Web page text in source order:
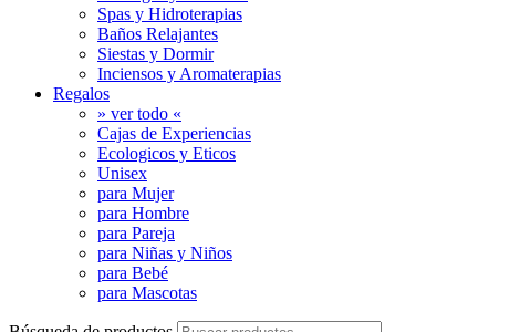
Spas y Hidroterapias
Baños Relajantes
Siestas y Dormir
Inciensos y Aromaterapias
Regalos
» ver todo «
Cajas de Experiencias
Ecologicos y Eticos
Unisex
para Mujer
para Hombre
para Pareja
para Niñas y Niños
para Bebé
para Mascotas